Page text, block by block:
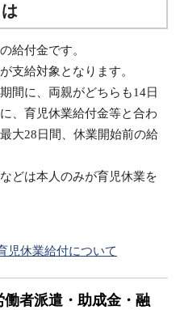
給付金です。
支給対象となります。
間に、両親がどちらも14日
、育児休業給付金等と合わ
大28日間、休業開始前の給
どは本人のみが育児休業を
児休業給付について
者派遣・助成金・融